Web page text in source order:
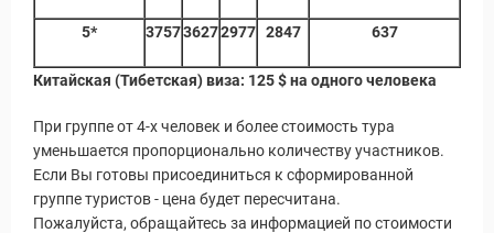
5* 375736272977 2847 637
Китайская (Тибетская) виза: 125$ на одного человека
При группе от 4-х человек и более стоимость тура
уменьшается пропорционально количеству участников.
Если Вы готовы присоединиться к сформированной
группе туристов - цена будет пересчитана.
Пожалуйста, обращайтесь за информацией по стоимости